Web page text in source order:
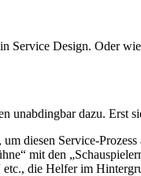
Service Design. Oder
dazu. Erst
diesen Service-Prozess
mit den
die Helfer im